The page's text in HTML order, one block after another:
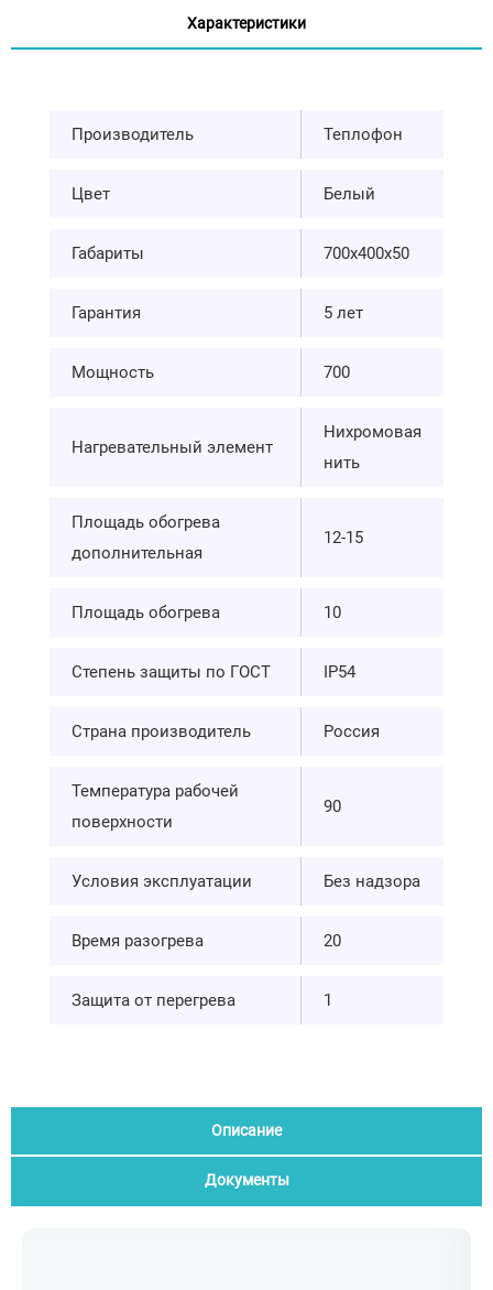
Характеристики
Производитель Теплофон
Цвет Белый
Габариты 700х400х50
Гарантия 5 лет
Мощность 700
Нагревательный элемент
Нихромовая
нить
Площадь обогрева
дополнительная
12-15
Площадь обогрева 10
Степень защиты по ГОСТ IP54
Страна производитель Россия
Температура рабочей
поверхности
90
Условия эксплуатации Без надзора
Время разогрева 20
Защита от перегрева 1
Описание
Документы